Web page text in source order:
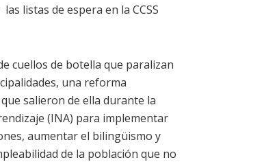
listas de espera en la CCSS
cuellos de botella que paralizan
una reforma
salieron de ella durante la
(INA) para implementar
aumentar el bilingüismo y
de la población que no